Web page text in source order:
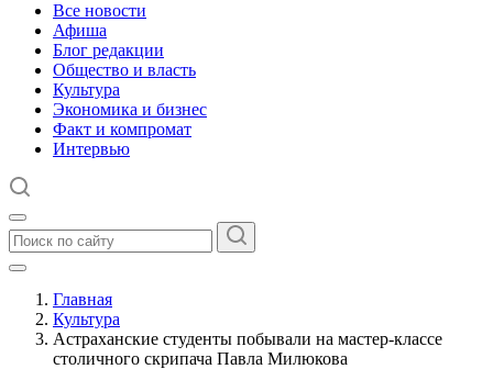
Все новости
Афиша
Блог редакции
Общество и власть
Культура
Экономика и бизнес
Факт и компромат
Интервью
Главная
Культура
Астраханские студенты побывали на мастер-классе
столичного скрипача Павла Милюкова